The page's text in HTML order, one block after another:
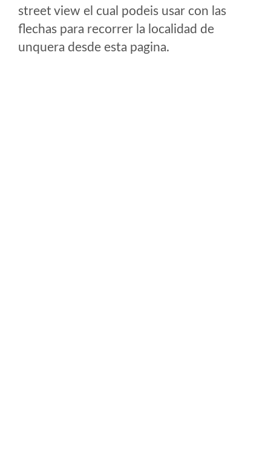
street view el cual podeis usar con las
flechas para recorrer la localidad de
unquera desde esta pagina.